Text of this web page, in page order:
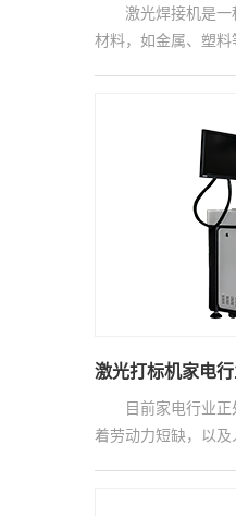
激光焊接机是
材料，如金属、塑料
激光打标机家电
目前家电行业
着劳动力短缺，以及